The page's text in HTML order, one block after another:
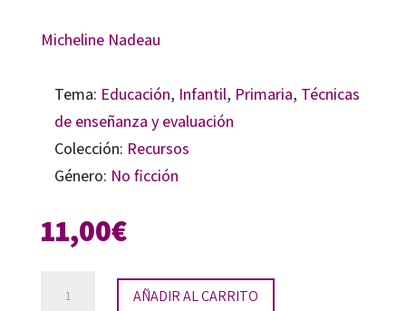
Micheline Nadeau
Tema: Educación, Infantil, Primaria, Técnicas
de enseñanza y evaluación
Colección: Recursos
Género: No ficción
11,00€
AÑADIR AL CARRITO